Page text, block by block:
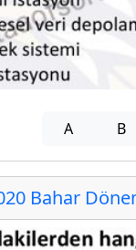
A B
Bahar